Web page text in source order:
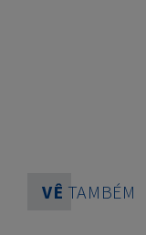
VÊ TAMBÉM